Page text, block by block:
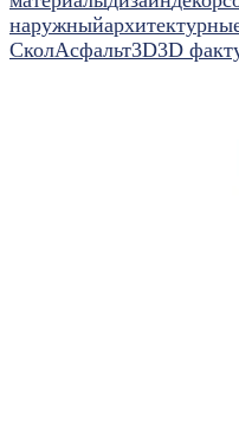
наружный
СколАсфальт3D3D